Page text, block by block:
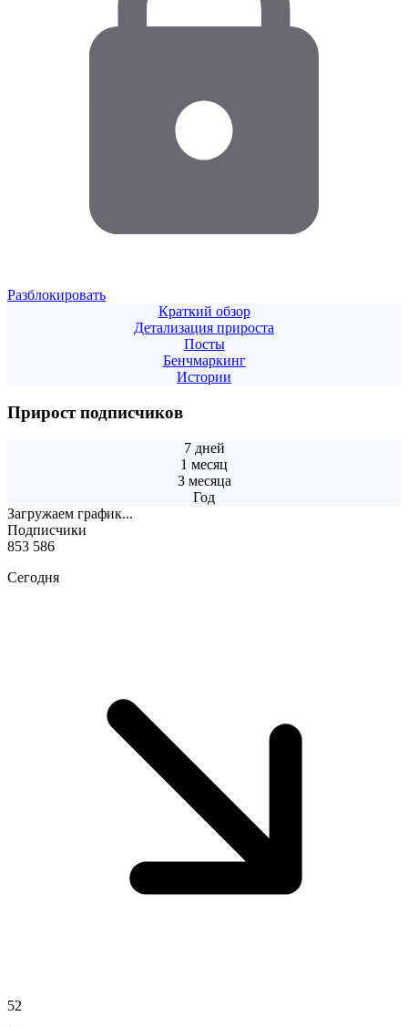
Разблокировать
Краткий обзор
Детализация прироста
Посты
Бенчмаркинг
Истории
Прирост подписчиков
7 дней
1 месяц
3 месяца
Год
Загружаем график...
Подписчики
853 586
Сегодня
52